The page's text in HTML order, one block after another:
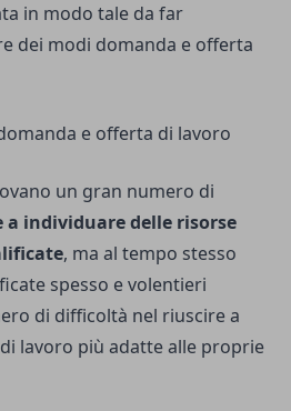
in modo tale da far
dei modi domanda e offerta
e offerta di lavoro
un gran numero di
individuare delle risorse
, ma al tempo stesso
spesso e volentieri
di difficoltà nel riuscire a
lavoro più adatte alle proprie